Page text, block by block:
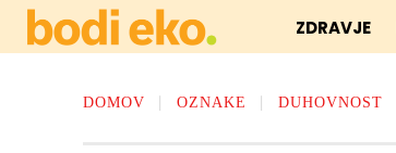
ZDRAVJE
DOMOV OZNAKE DUHOVNOST